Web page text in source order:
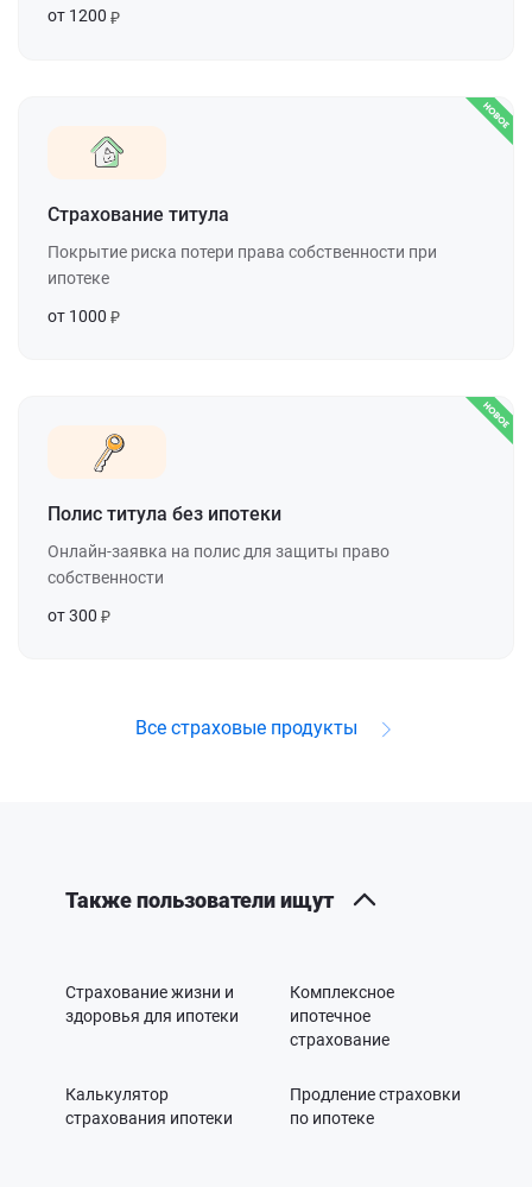
от 1200
Страхование титула
Покрытие риска потери права собственности при
ипотеке
от 1000
Полис титула без ипотеки
Онлайн-заявка на полис для защиты право
собственности
от 300
Все страховые продукты
Также пользователи ищут
Страхование жизни и
здоровья для ипотеки
Комплексное
ипотечное
страхование
Калькулятор
страхования ипотеки
Продление страховки
по ипотеке